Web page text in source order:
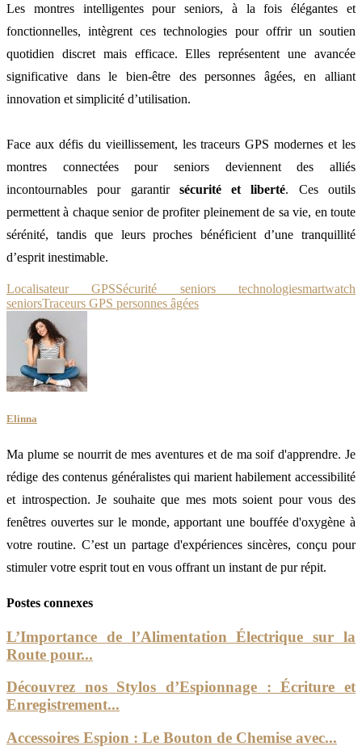
Les montres intelligentes pour seniors, à la fois élégantes et
fonctionnelles, intègrent ces technologies pour offrir un soutien
quotidien discret mais efficace. Elles représentent une avancée
significative dans le bien-être des personnes âgées, en alliant
innovation et simplicité d’utilisation.
Face aux défis du vieillissement, les traceurs GPS modernes et les
montres connectées pour seniors deviennent des alliés
incontournables pour garantir sécurité et liberté. Ces outils
permettent à chaque senior de profiter pleinement de sa vie, en toute
sérénité, tandis que leurs proches bénéficient d’une tranquillité
d’esprit inestimable.
Localisateur GPSSécurité seniors technologiesmartwatch
seniorsTraceurs GPS personnes âgées
Elinna
Ma plume se nourrit de mes aventures et de ma soif d'apprendre. Je
rédige des contenus généralistes qui marient habilement accessibilité
et introspection. Je souhaite que mes mots soient pour vous des
fenêtres ouvertes sur le monde, apportant une bouffée d'oxygène à
votre routine. C’est un partage d'expériences sincères, conçu pour
stimuler votre esprit tout en vous offrant un instant de pur répit.
Postes connexes
L’Importance de l’Alimentation Électrique sur la
Route pour...
Découvrez nos Stylos d’Espionnage : Écriture et
Enregistrement...
Accessoires Espion : Le Bouton de Chemise avec...